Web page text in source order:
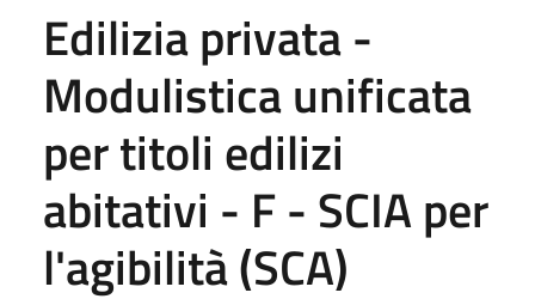
Edilizia privata -
Modulistica unificata
per titoli edilizi
abitativi - F - SCIA per
l'agibilità (SCA)